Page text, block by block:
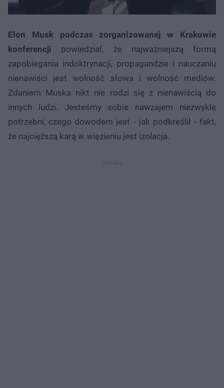
Elon Musk podczas zorganizowanej w Krakowie
konferencji powiedział, że najważniejszą formą
zapobiegania indoktrynacji, propagandzie i nauczaniu
nienawiści jest wolność słowa i wolność mediów.
Zdaniem Muska nikt nie rodzi się z nienawiścią do
innych ludzi. Jesteśmy sobie nawzajem niezwykle
potrzebni, czego dowodem jest - jak podkreślił - fakt,
że najcięższą karą w więzieniu jest izolacja.